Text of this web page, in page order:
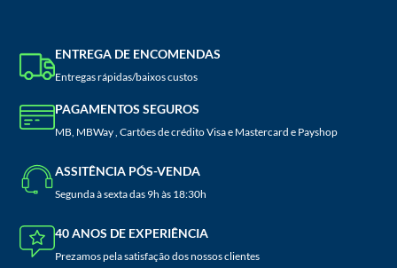
ENTREGA DE ENCOMENDAS
Entregas rápidas/baixos custos
PAGAMENTOS SEGUROS
MB, MBWay , Cartões de crédito Visa e Mastercard e Payshop
ASSITÊNCIA PÓS-VENDA
Segunda à sexta das 9h às 18:30h
40 ANOS DE EXPERIÊNCIA
Prezamos pela satisfação dos nossos clientes